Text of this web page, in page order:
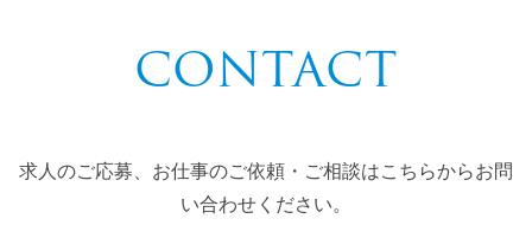
CONTACT
求人のご応募、お仕事のご依頼・ご相談はこちらからお問
い合わせください。